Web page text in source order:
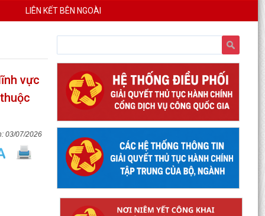
LIÊN KẾT BÊN NGOÀI
vực
03/07/2026